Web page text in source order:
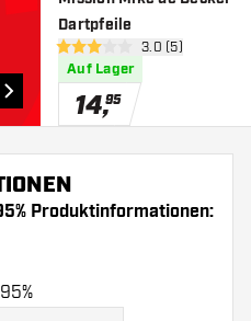
Dartpfeile
3 Bewertungssterne
3.0 (5)
Auf Lager
14,95
Produktinformationen: